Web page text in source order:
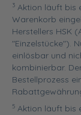
3 Aktion läuft bis
Warenkorb
Herstellers HSK
"Einzelstücke").
einlösbar und
kombinierbar.
Bestellprozess
5 Aktion läuft bis